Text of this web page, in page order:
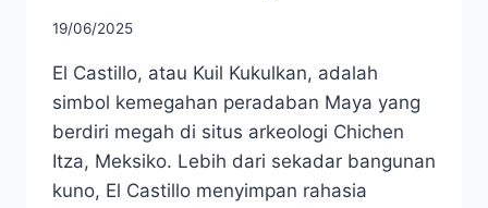
19/06/2025
El Castillo, atau Kuil Kukulkan, adalah
simbol kemegahan peradaban Maya yang
berdiri megah di situs arkeologi Chichen
Itza, Meksiko. Lebih dari sekadar bangunan
kuno, El Castillo menyimpan rahasia